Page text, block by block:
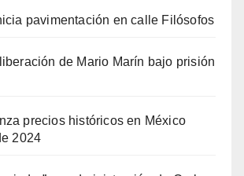
pavimentación en calle Filósofos
de Mario Marín bajo prisión
precios históricos en México
2024